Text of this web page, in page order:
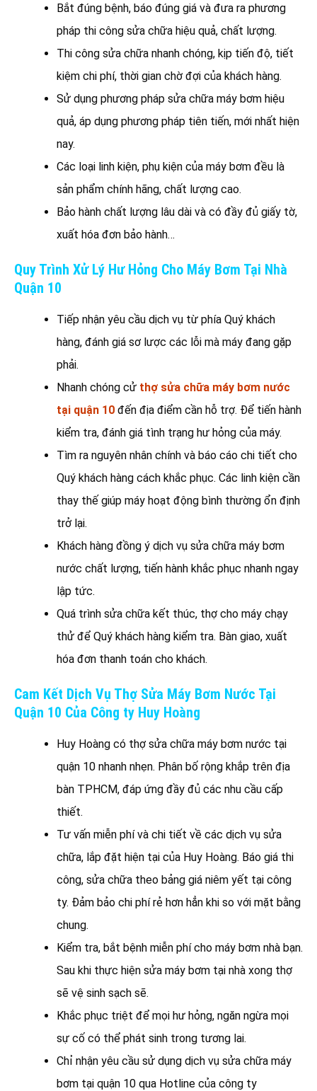
Bắt đúng bệnh, báo đúng giá và đưa ra phương
pháp thi công sửa chữa hiệu quả, chất lượng.
Thi công sửa chữa nhanh chóng, kịp tiến độ, tiết
kiệm chi phí, thời gian chờ đợi của khách hàng.
Sử dụng phương pháp sửa chữa máy bơm hiệu
quả, áp dụng phương pháp tiên tiến, mới nhất hiện
nay.
Các loại linh kiện, phụ kiện của máy bơm đều là
sản phẩm chính hãng, chất lượng cao.
Bảo hành chất lượng lâu dài và có đầy đủ giấy tờ,
xuất hóa đơn bảo hành…
Quy Trình Xử Lý Hư Hỏng Cho Máy Bơm Tại Nhà
Quận 10
Tiếp nhận yêu cầu dịch vụ từ phía Quý khách
hàng, đánh giá sơ lược các lỗi mà máy đang gặp
phải.
Nhanh chóng cử thợ sửa chữa máy bơm nước
tại quận 10 đến địa điểm cần hỗ trợ. Để tiến hành
kiểm tra, đánh giá tình trạng hư hỏng của máy.
Tìm ra nguyên nhân chính và báo cáo chi tiết cho
Quý khách hàng cách khắc phục. Các linh kiện cần
thay thế giúp máy hoạt động bình thường ổn định
trở lại.
Khách hàng đồng ý dịch vụ sửa chữa máy bơm
nước chất lượng, tiến hành khắc phục nhanh ngay
lập tức.
Quá trình sửa chữa kết thúc, thợ cho máy chạy
thử để Quý khách hàng kiểm tra. Bàn giao, xuất
hóa đơn thanh toán cho khách.
Cam Kết Dịch Vụ Thợ Sửa Máy Bơm Nước Tại
Quận 10 Của Công ty Huy Hoàng
Huy Hoàng có thợ sửa chữa máy bơm nước tại
quận 10 nhanh nhẹn. Phân bố rộng khắp trên địa
bàn TPHCM, đáp ứng đầy đủ các nhu cầu cấp
thiết.
Tư vấn miễn phí và chi tiết về các dịch vụ sửa
chữa, lắp đặt hiện tại của Huy Hoàng. Báo giá thi
công, sửa chữa theo bảng giá niêm yết tại công
ty. Đảm bảo chi phí rẻ hơn hẳn khi so với mặt bằng
chung.
Kiểm tra, bắt bệnh miễn phí cho máy bơm nhà bạn.
Sau khi thực hiện sửa máy bơm tại nhà xong thợ
sẽ vệ sinh sạch sẽ.
Khắc phục triệt để mọi hư hỏng, ngăn ngừa mọi
sự cố có thể phát sinh trong tương lai.
Chỉ nhận yêu cầu sử dụng dịch vụ sửa chữa máy
bơm tại quận 10 qua Hotline của công ty